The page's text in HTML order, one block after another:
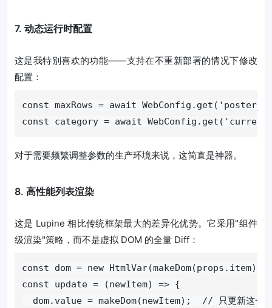
7. 动态运行时配置
这是我特别喜欢的功能——支持在不重新部署的情况下修改
配置：
const maxRows = await
const category = await
对于需要频繁调整参数的生产环境来说，这简直是神器。
8. 高性能列表渲染
这是 Lupine 相比传统框架最大的差异化优势。它采用"组件
级渲染"策略，而不是虚拟 DOM 的全量 Diff：
const dom = new HtmlVar(makeDom(props.item));
const update = (newItem) => {
dom.value = makeDom(newItem);  // 只更新这一